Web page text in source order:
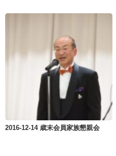
2016-12-14 歳末会員家族懇親会